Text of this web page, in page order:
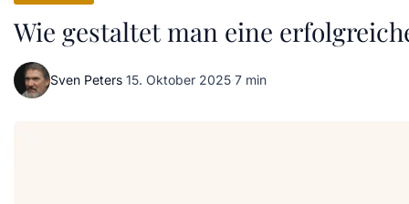
Wie gestaltet man eine
Sven Peters·15. Oktober 2025·7 min